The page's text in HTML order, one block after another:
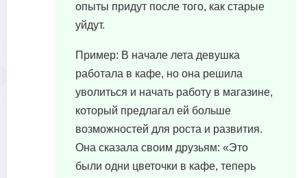
опыты придут после того, как старые
уйдут.
Пример: В начале лета девушка
работала в кафе, но она решила
уволиться и начать работу в магазине,
который предлагал ей больше
возможностей для роста и развития.
Она сказала своим друзьям: «Это
были одни цветочки в кафе, теперь